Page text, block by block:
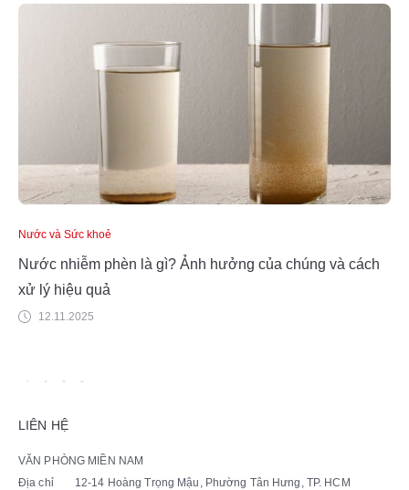
Nước và Sức khoẻ
Nước nhiễm phèn là gì? Ảnh hưởng của chúng và cách
xử lý hiệu quả
12.11.2025
LIÊN HỆ
VĂN PHÒNG MIỀN NAM
Địa chỉ
12-14 Hoàng Trọng Mậu, Phường Tân Hưng, TP. HCM